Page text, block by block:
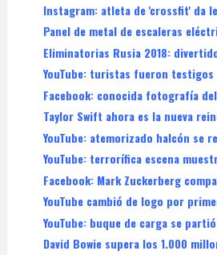
Instagram: atleta de 'crossfit' da
Panel de metal de escaleras
Eliminatorias Rusia 2018:
YouTube: turistas fueron
Facebook: conocida fotografía
Taylor Swift ahora es la nueva
YouTube: atemorizado halcón se
YouTube: terrorífica escena
Facebook: Mark Zuckerberg
YouTube cambió de logo por
YouTube: buque de carga se
David Bowie supera los 1.000